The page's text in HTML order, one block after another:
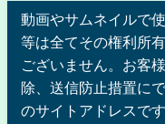
動画やサムネイルで
等は全てその権利所
ございません。お客
除、送信防止措置に
のサイトアドレスで